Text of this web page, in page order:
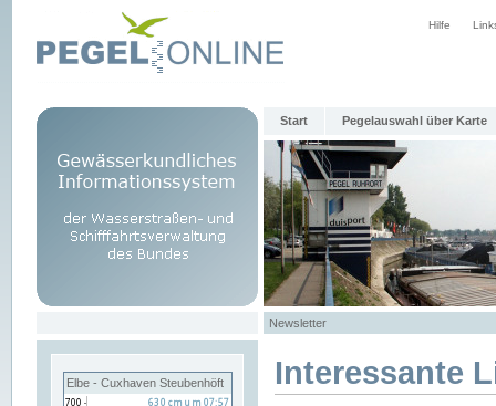
Hilfe
Start Pegelauswahl über Karte
Newsletter
Elbe - Cuxhaven Steubenhöft Interessante